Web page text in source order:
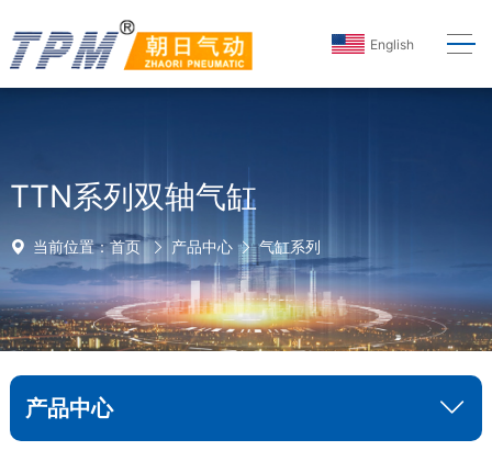
English
TTN系列双轴气缸
当前位置：首页 产品中心 气缸系列
产品中心